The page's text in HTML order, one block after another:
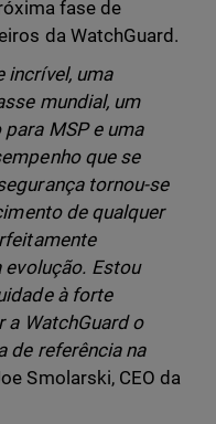
fase de
da WatchGuard.
incrível, uma
mundial, um
MSP e uma
que se
tornou-se
de qualquer
Estou
à forte
a WatchGuard o
de referência na
Smolarski, CEO da